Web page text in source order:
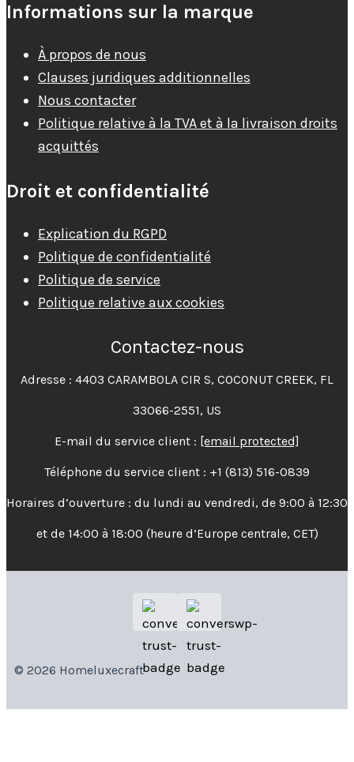
Informations sur la marque
À propos de nous
Clauses juridiques additionnelles
Nous contacter
Politique relative à la TVA et à la livraison droits
acquittés
Droit et confidentialité
Explication du RGPD
Politique de confidentialité
Politique de service
Politique relative aux cookies
Contactez-nous
Adresse : 4403 CARAMBOLA CIR S, COCONUT CREEK, FL
33066-2551, US
E-mail du service client : [email protected]
Téléphone du service client : +1 (813) 516-0839
Horaires d’ouverture : du lundi au vendredi, de 9:00 à 12:30
et de 14:00 à 18:00 (heure d’Europe centrale, CET)
© 2026 Homeluxecraft